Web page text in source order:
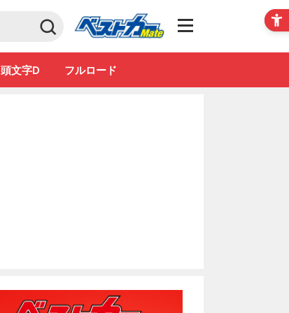
Club
頭文字D フルロード